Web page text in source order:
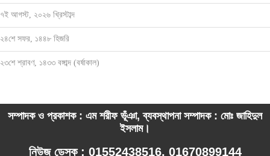
৭ই আগস্ট, ২০২৬ খ্রিস্টাব্দ
২৪শে সফর, ১৪৪৮ হিজরি
২৩শে শ্রাবণ, ১৪৩৩ বঙ্গাব্দ (বর্ষাকাল)
সম্পাদক ও প্রকাশক : এম শরীফ ভূঁঞা, ব্যবস্থাপনা সম্পাদক : মোঃ জাহিদুল
ইসলাম।
নিউজ ডেস্ক : 01552438516, 01670899144